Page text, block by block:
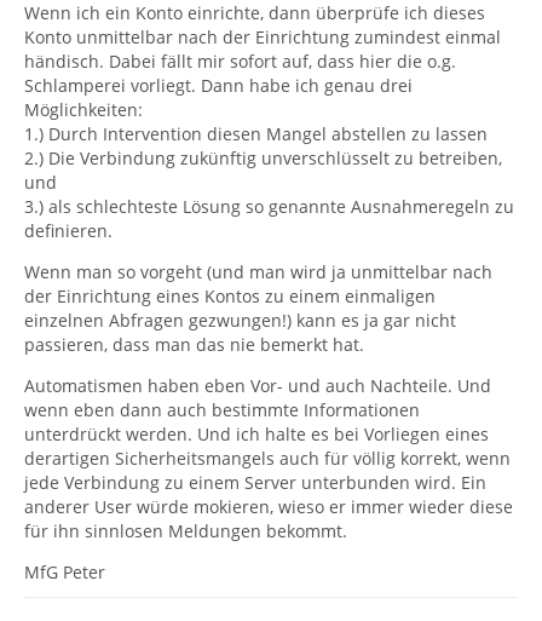
Wenn ich ein Konto einrichte, dann überprüfe ich dieses
Konto unmittelbar nach der Einrichtung zumindest einmal
händisch. Dabei fällt mir sofort auf, dass hier die o.g.
Schlamperei vorliegt. Dann habe ich genau drei
Möglichkeiten:
1.) Durch Intervention diesen Mangel abstellen zu lassen
2.) Die Verbindung zukünftig unverschlüsselt zu betreiben,
und
3.) als schlechteste Lösung so genannte Ausnahmeregeln zu
definieren.
Wenn man so vorgeht (und man wird ja unmittelbar nach
der Einrichtung eines Kontos zu einem einmaligen
einzelnen Abfragen gezwungen!) kann es ja gar nicht
passieren, dass man das nie bemerkt hat.
Automatismen haben eben Vor- und auch Nachteile. Und
wenn eben dann auch bestimmte Informationen
unterdrückt werden. Und ich halte es bei Vorliegen eines
derartigen Sicherheitsmangels auch für völlig korrekt, wenn
jede Verbindung zu einem Server unterbunden wird. Ein
anderer User würde mokieren, wieso er immer wieder diese
für ihn sinnlosen Meldungen bekommt.
MfG Peter